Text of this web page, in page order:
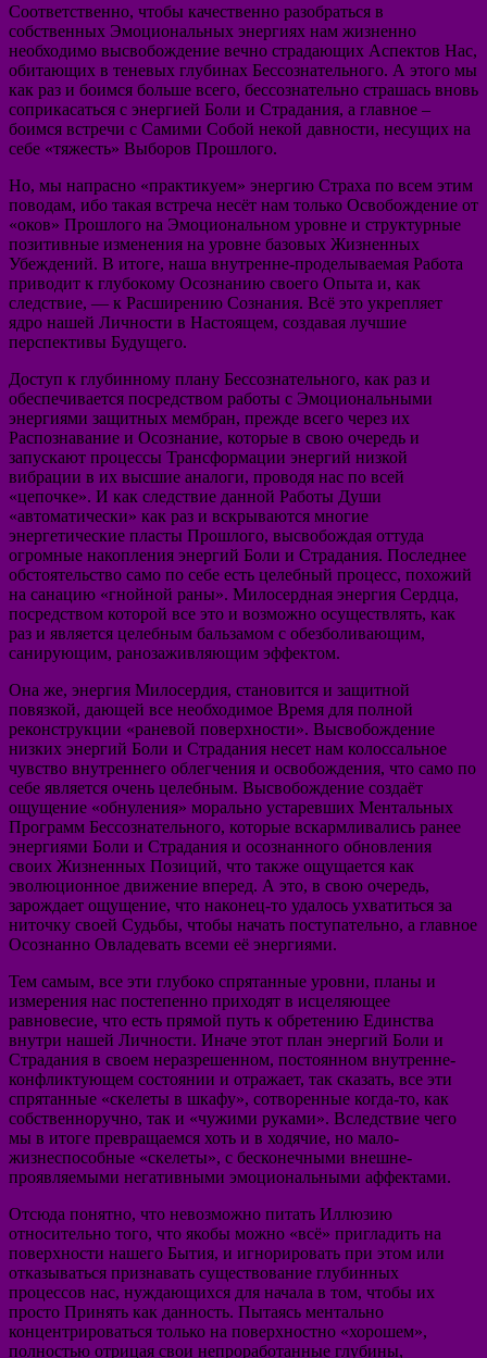
Соответственно, чтобы качественно разобраться в
собственных Эмоциональных энергиях нам жизненно
необходимо высвобождение вечно страдающих Аспектов Нас,
обитающих в теневых глубинах Бессознательного. А этого мы
как раз и боимся больше всего, бессознательно страшась вновь
соприкасаться с энергией Боли и Страдания, а главное –
боимся встречи с Самими Собой некой давности, несущих на
себе «тяжесть» Выборов Прошлого.
Но, мы напрасно «практикуем» энергию Страха по всем этим
поводам, ибо такая встреча несёт нам только Освобождение от
«оков» Прошлого на Эмоциональном уровне и структурные
позитивные изменения на уровне базовых Жизненных
Убеждений. В итоге, наша внутренне-проделываемая Работа
приводит к глубокому Осознанию своего Опыта и, как
следствие, — к Расширению Сознания. Всё это укрепляет
ядро нашей Личности в Настоящем, создавая лучшие
перспективы Будущего.
Доступ к глубинному плану Бессознательного, как раз и
обеспечивается посредством работы с Эмоциональными
энергиями защитных мембран, прежде всего через их
Распознавание и Осознание, которые в свою очередь и
запускают процессы Трансформации энергий низкой
вибрации в их высшие аналоги, проводя нас по всей
«цепочке». И как следствие данной Работы Души
«автоматически» как раз и вскрываются многие
энергетические пласты Прошлого, высвобождая оттуда
огромные накопления энергий Боли и Страдания. Последнее
обстоятельство само по себе есть целебный процесс, похожий
на санацию «гнойной раны». Милосердная энергия Сердца,
посредством которой все это и возможно осуществлять, как
раз и является целебным бальзамом с обезболивающим,
санирующим, ранозаживляющим эффектом.
Она же, энергия Милосердия, становится и защитной
повязкой, дающей все необходимое Время для полной
реконструкции «раневой поверхности». Высвобождение
низких энергий Боли и Страдания несет нам колоссальное
чувство внутреннего облегчения и освобождения, что само по
себе является очень целебным. Высвобождение создаёт
ощущение «обнуления» морально устаревших Ментальных
Программ Бессознательного, которые вскармливались ранее
энергиями Боли и Страдания и осознанного обновления
своих Жизненных Позиций, что также ощущается как
эволюционное движение вперед. А это, в свою очередь,
зарождает ощущение, что наконец-то удалось ухватиться за
ниточку своей Судьбы, чтобы начать поступательно, а главное
Осознанно Овладевать всеми её энергиями.
Тем самым, все эти глубоко спрятанные уровни, планы и
измерения нас постепенно приходят в исцеляющее
равновесие, что есть прямой путь к обретению Единства
внутри нашей Личности. Иначе этот план энергий Боли и
Страдания в своем неразрешенном, постоянном внутренне-
конфликтующем состоянии и отражает, так сказать, все эти
спрятанные «скелеты в шкафу», сотворенные когда-то, как
собственноручно, так и «чужими руками». Вследствие чего
мы в итоге превращаемся хоть и в ходячие, но мало-
жизнеспособные «скелеты», с бесконечными внешне-
проявляемыми негативными эмоциональными аффектами.
Отсюда понятно, что невозможно питать Иллюзию
относительно того, что якобы можно «всё» пригладить на
поверхности нашего Бытия, и игнорировать при этом или
отказываться признавать существование глубинных
процессов нас, нуждающихся для начала в том, чтобы их
просто Принять как данность. Пытаясь ментально
концентрироваться только на поверхностно «хорошем»,
полностью отрицая свои непроработанные глубины,